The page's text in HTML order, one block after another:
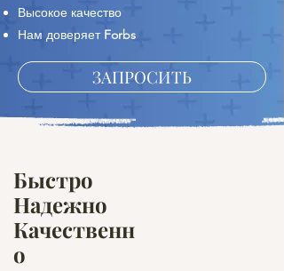
Высокое качество
Нам доверяет Forbs
ЗАПРОСИТЬ
Быстро
Надежно
Качественн
о